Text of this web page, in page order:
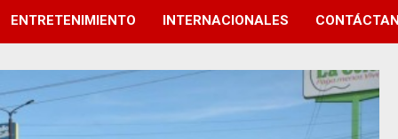
ENTRETENIMIENTO INTERNACIONALES